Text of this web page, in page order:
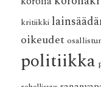
kritiikki
oikeudet
politiikka